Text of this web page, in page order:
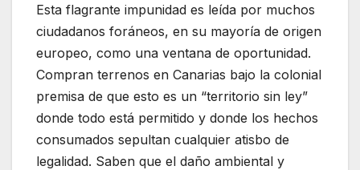
Esta flagrante impunidad es leída por muchos
ciudadanos foráneos, en su mayoría de origen
europeo, como una ventana de oportunidad.
Compran terrenos en Canarias bajo la colonial
premisa de que esto es un “territorio sin ley”
donde todo está permitido y donde los hechos
consumados sepultan cualquier atisbo de
legalidad. Saben que el daño ambiental y